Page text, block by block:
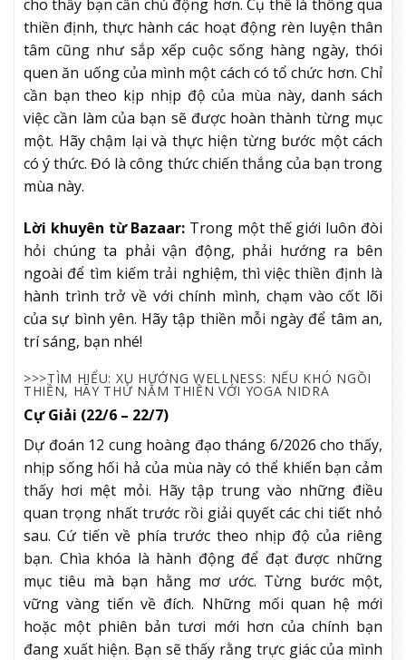
cho thấy bạn cần chủ động hơn. Cụ thể là thông qua
thiền định, thực hành các hoạt động rèn luyện thân
tâm cũng như sắp xếp cuộc sống hàng ngày, thói
quen ăn uống của mình một cách có tổ chức hơn. Chỉ
cần bạn theo kịp nhịp độ của mùa này, danh sách
việc cần làm của bạn sẽ được hoàn thành từng mục
một. Hãy chậm lại và thực hiện từng bước một cách
có ý thức. Đó là công thức chiến thắng của bạn trong
mùa này.
Lời khuyên từ Bazaar: Trong một thế giới luôn đòi
hỏi chúng ta phải vận động, phải hướng ra bên
ngoài để tìm kiếm trải nghiệm, thì việc thiền định là
hành trình trở về với chính mình, chạm vào cốt lõi
của sự bình yên. Hãy tập thiền mỗi ngày để tâm an,
trí sáng, bạn nhé!
>>>TÌM HIỂU: XU HƯỚNG WELLNESS: NẾU KHÓ NGỒI
THIỀN, HÃY THỬ NẰM THIỀN VỚI YOGA NIDRA
Cự Giải (22/6 – 22/7)
Dự đoán 12 cung hoàng đạo tháng 6/2026 cho thấy,
nhịp sống hối hả của mùa này có thể khiến bạn cảm
thấy hơi mệt mỏi. Hãy tập trung vào những điều
quan trọng nhất trước rồi giải quyết các chi tiết nhỏ
sau. Cứ tiến về phía trước theo nhịp độ của riêng
bạn. Chìa khóa là hành động để đạt được những
mục tiêu mà bạn hằng mơ ước. Từng bước một,
vững vàng tiến về đích. Những mối quan hệ mới
hoặc một phiên bản tươi mới hơn của chính bạn
đang xuất hiện. Bạn sẽ thấy rằng trực giác của mình